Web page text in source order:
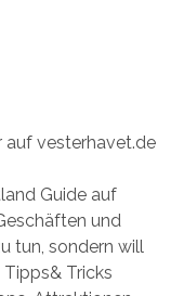
auf vesterhavet.de
Guide auf
und
tun, sondern will
Tricks